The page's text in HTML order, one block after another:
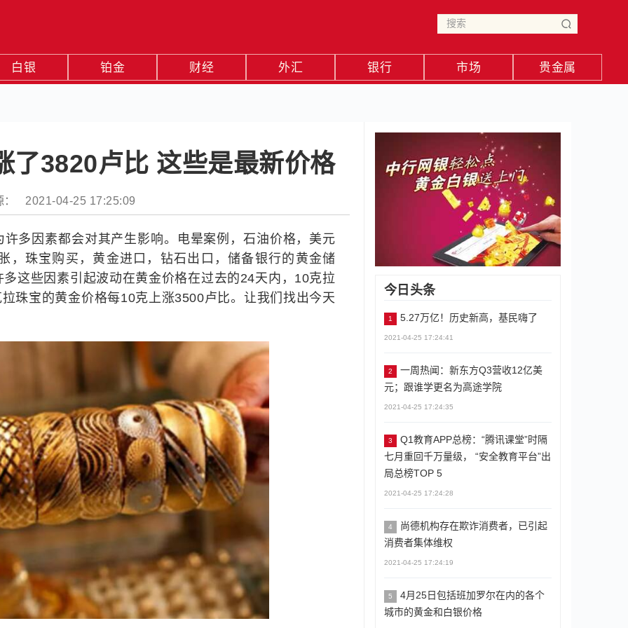
白银 铂金 财经 外汇 银行 市场 贵金属
了3820卢比 这些是最新价格
： 2021-04-25 17:25:09
多因素都会对其产生影响。电晕案例，石油价格，美元
，珠宝购买，黄金进口，钻石出口，储备银行的黄金储
这些因素引起波动在黄金价格在过去的24天内，10克拉
珠宝的黄金价格每10克上涨3500卢比。让我们找出今天
今日头条
1 5.27万亿！历史新高，基民嗨了
2021-04-25 17:24:41
2
一周热闻：新东方Q3营收12亿美
元；跟谁学更名为高途学院
2021-04-25 17:24:35
3
Q1教育APP总榜：“腾讯课堂”时隔
七月重回千万量级， “安全教育平台”出
局总榜TOP 5
2021-04-25 17:24:28
4
尚德机构存在欺诈消费者，已引起
消费者集体维权
2021-04-25 17:24:19
5
4月25日包括班加罗尔在内的各个
城市的黄金和白银价格